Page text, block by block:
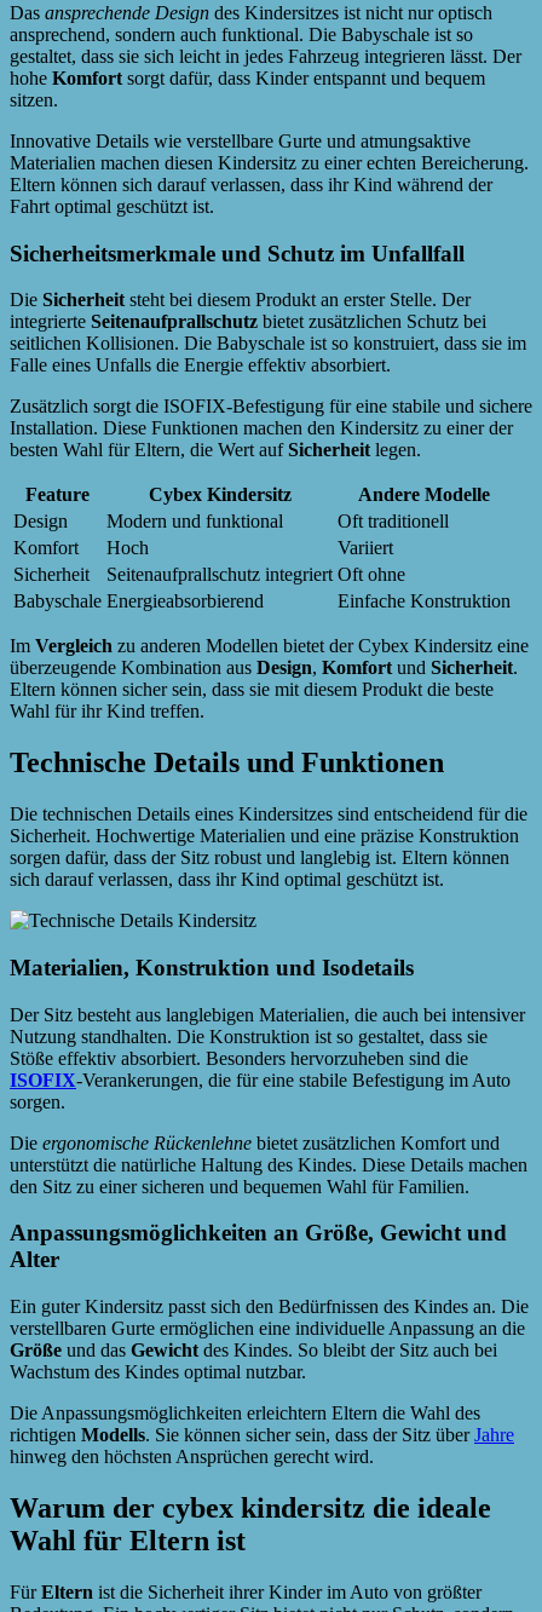
Das ansprechende Design des Kindersitzes ist nicht nur optisch
ansprechend, sondern auch funktional. Die Babyschale ist so
gestaltet, dass sie sich leicht in jedes Fahrzeug integrieren lässt. Der
hohe Komfort sorgt dafür, dass Kinder entspannt und bequem
sitzen.
Innovative Details wie verstellbare Gurte und atmungsaktive
Materialien machen diesen Kindersitz zu einer echten Bereicherung.
Eltern können sich darauf verlassen, dass ihr Kind während der
Fahrt optimal geschützt ist.
Sicherheitsmerkmale und Schutz im Unfallfall
Die Sicherheit steht bei diesem Produkt an erster Stelle. Der
integrierte Seitenaufprallschutz bietet zusätzlichen Schutz bei
seitlichen Kollisionen. Die Babyschale ist so konstruiert, dass sie im
Falle eines Unfalls die Energie effektiv absorbiert.
Zusätzlich sorgt die ISOFIX-Befestigung für eine stabile und sichere
Installation. Diese Funktionen machen den Kindersitz zu einer der
besten Wahl für Eltern, die Wert aufSicherheit legen.
Feature Cybex Kindersitz
Andere Modelle
Design
Modern und funktional
Oft traditionell
Komfort
Hoch
Variiert
Sicherheit
Seitenaufprallschutz integriert Oft ohne
Babyschale Energieabsorbierend Einfache Konstruktion
Im Vergleich zu anderen Modellen bietet der Cybex Kindersitz eine
überzeugende Kombination aus Design, Komfort und Sicherheit.
Eltern können sicher sein, dass sie mit diesem Produkt die beste
Wahl für ihr Kind treffen.
Technische Details und Funktionen
Die technischen Details eines Kindersitzes sind entscheidend für die
Sicherheit. Hochwertige Materialien und eine präzise Konstruktion
sorgen dafür, dass der Sitz robust und langlebig ist. Eltern können
sich darauf verlassen, dass ihr Kind optimal geschützt ist.
Materialien, Konstruktion und Isodetails
Der Sitz besteht aus langlebigen Materialien, die auch bei intensiver
Nutzung standhalten. Die Konstruktion ist so gestaltet, dass sie
Stöße effektiv absorbiert. Besonders hervorzuheben sind die
ISOFIX-Verankerungen, die für eine stabile Befestigung im Auto
sorgen.
Die ergonomische Rückenlehne bietet zusätzlichen Komfort und
unterstützt die natürliche Haltung des Kindes. Diese Details machen
den Sitz zu einer sicheren und bequemen Wahl für Familien.
Anpassungsmöglichkeiten an Größe, Gewicht und
Alter
Ein guter Kindersitz passt sich den Bedürfnissen des Kindes an. Die
verstellbaren Gurte ermöglichen eine individuelle Anpassung an die
Größe und das Gewicht des Kindes. So bleibt der Sitz auch bei
Wachstum des Kindes optimal nutzbar.
Die Anpassungsmöglichkeiten erleichtern Eltern die Wahl des
richtigen Modells. Sie können sicher sein, dass der Sitz überJahre
hinweg den höchsten Ansprüchen gerecht wird.
Warum der cybex kindersitz die ideale
Wahl für Eltern ist
FürEltern ist die Sicherheit ihrer Kinder im Auto von größter